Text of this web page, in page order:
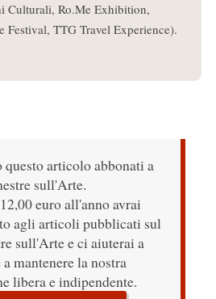
Culturali, Ro.Me Exhibition,
Festival, TTG Travel Experience).
questo articolo abbonati a
sull'Arte.
euro all'anno avrai
agli articoli pubblicati sul
sull'Arte e ci aiuterai a
a mantenere la nostra
libera e indipendente.